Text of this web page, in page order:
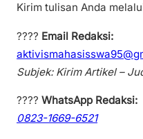
Kirim tulisan Anda
???? Email Redaksi:
Subjek: Kirim Artikel –
???? WhatsApp Redaksi:
0823-1669-6521